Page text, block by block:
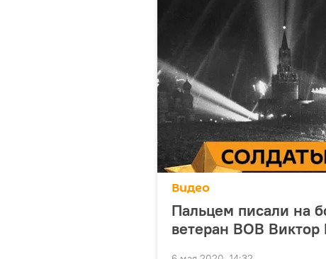
Видео
Пальцем писали на
ветеран ВОВ